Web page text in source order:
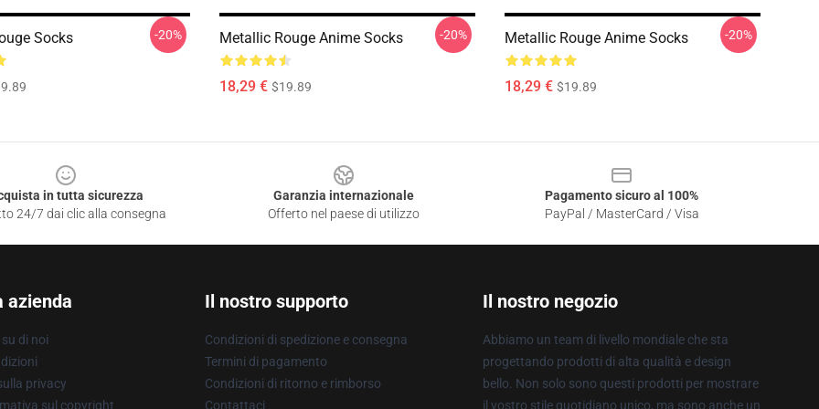
Socks -20% Metallic Rouge Anime Socks
18,29 € $19.89
-20% Metallic Rouge Anime Socks
18,29 € $19.89
-20%
in tutta sicurezza
24/7 dai clic alla consegna
Garanzia internazionale
Offerto nel paese di utilizzo
Pagamento sicuro al 100%
PayPal / MasterCard / Visa
azienda
di noi
privacy
sul copyright
Il nostro supporto
Condizioni di spedizione e consegna
Termini di pagamento
Condizioni di ritorno e rimborso
Contattaci
Il nostro negozio
Abbiamo un team di livello mondiale che sta
progettando prodotti di alta qualità e design
bello. Non solo sono questi prodotti per mostrare
il vostro stile quotidiano unico, ma sono anche un